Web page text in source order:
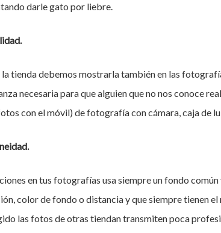
darle gato por liebre.
tienda debemos mostrarla también en las
necesaria para que alguien que no nos conoce
con el móvil) de fotografía con cámara, caja de
en tus fotografías usa siempre un fondo
color de fondo o distancia y que siempre tienen
las fotos de otras tiendan transmiten poca